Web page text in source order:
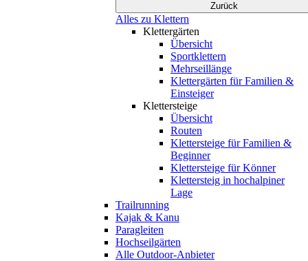
Zurück
Alles zu Klettern
Klettergärten
Übersicht
Sportklettern
Mehrseillänge
Klettergärten für Familien &
Einsteiger
Klettersteige
Übersicht
Routen
Klettersteige für Familien &
Beginner
Klettersteige für Könner
Klettersteig in hochalpiner
Lage
Trailrunning
Kajak & Kanu
Paragleiten
Hochseilgärten
Alle Outdoor-Anbieter